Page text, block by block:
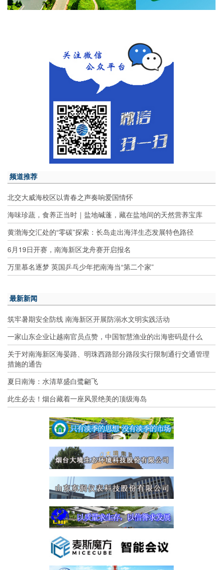
频道推荐
北交大威海校区以青春之声奏响爱国情怀
海味珍蔬，食养正当时｜盐地碱蓬，藏在盐地间的天然营养宝库
黄渤海交汇处的“零碳”探索：长岛走出海洋生态发展特色路径
6月19日开赛，南海新区龙舟赛开启报名
万里慕名逐梦 英国乒乓少年把南海当“第二个家”
最新新闻
筑牢暑期安全防线 南海新区开展防溺水文明实践活动
一家山东企业让越南官员点赞，中国智慧渔业的出海密码是什么
关于对南海新区海晏路、明珠西路部分路段实行限制通行交通管理
措施的通告
夏日南海：水清草盛白鹭翩飞
此生必去！烟台藏着一座风景绝美的顶级海岛